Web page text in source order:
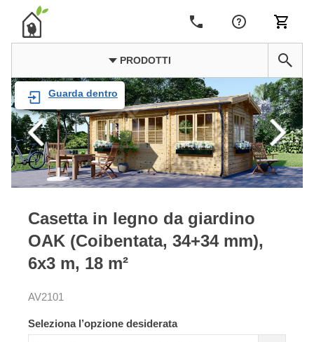
PRODOTTI
Guarda dentro
Casetta in legno da giardino
OAK (Coibentata, 34+34 mm),
6x3 m, 18 m²
AV2101
Seleziona l’opzione desiderata